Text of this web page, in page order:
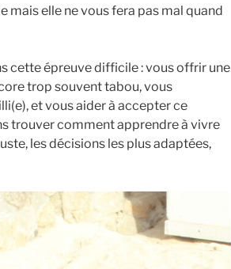
mais elle ne vous fera pas mal quand
cette épreuve difficile : vous offrir une
trop souvent tabou, vous
et vous aider à accepter ce
trouver comment apprendre à vivre
les décisions les plus adaptées,